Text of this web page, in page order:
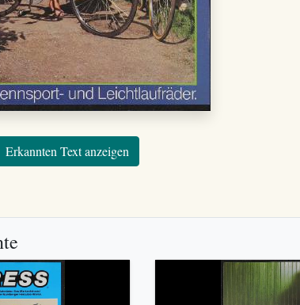
Erkannten Text anzeigen